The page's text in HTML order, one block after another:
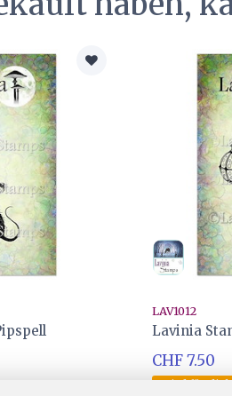
LAV1012
Lavinia
CHF 7.50
Wird für